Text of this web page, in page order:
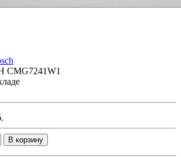
CMG7241W1
В корзину